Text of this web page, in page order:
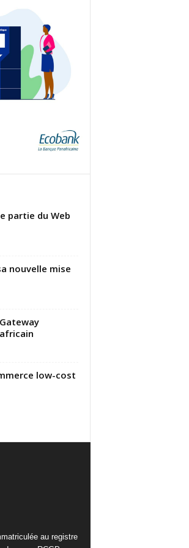
partie du Web
nouvelle mise
low-cost
au registre